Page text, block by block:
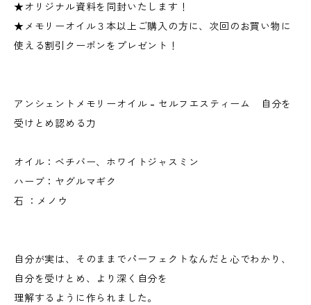
★オリジナル資料を同封いたします！
★メモリーオイル３本以上ご購入の方に、次回のお買い物に
使える割引クーポンをプレゼント！
アンシェントメモリーオイル - セルフエスティーム 自分を
受けとめ認める力
オイル：ベチバー、ホワイトジャスミン
ハーブ：ヤグルマギク
石 ：メノウ
自分が実は、そのままでパーフェクトなんだと心でわかり、
自分を受けとめ、より深く自分を
理解するように作られました。